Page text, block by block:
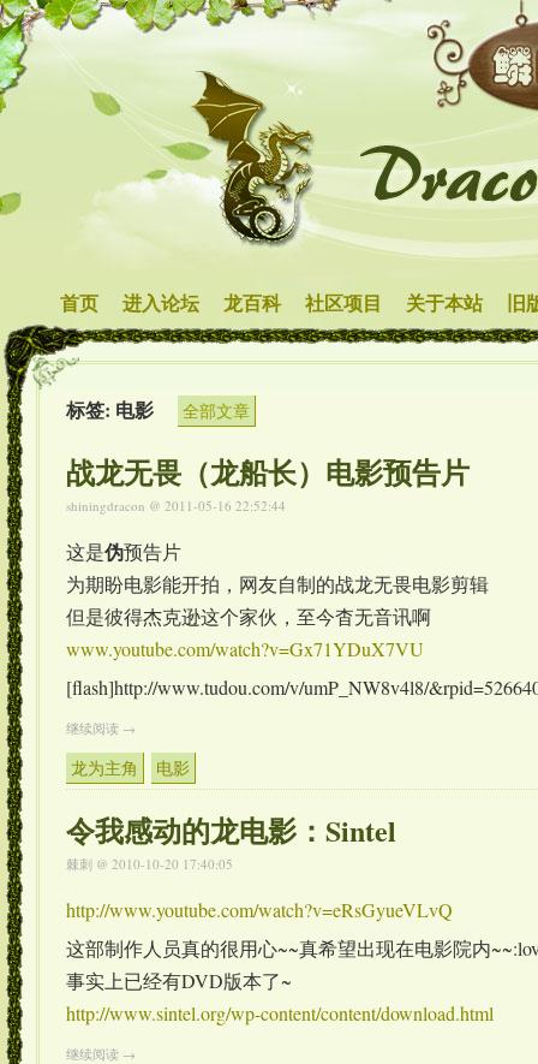
首页 进入论坛 龙百科 社区项目 关于本站 旧
标签: 电影 全部文章
战龙无畏（龙船长）电影预告片
shiningdracon @ 2011-05-16 22:52:44
这是伪预告片
为期盼电影能开拍，网友自制的战龙无畏电影剪辑
但是彼得杰克逊这个家伙，至今杳无音讯啊
www.youtube.com/watch?v=Gx71YDuX7VU
[flash]http://www.tudou.com/v/umP_NW8v4l8/
继续阅读 →
龙为主角 电影
令我感动的龙电影：Sintel
棘刺 @ 2010-10-20 17:40:05
http://www.youtube.com/watch?v=eRsGyueVLvQ
这部制作人员真的很用心~~真希望出现在电影院内
事实上已经有DVD版本了~
http://www.sintel.org/wp-content/content/download.html
继续阅读 →